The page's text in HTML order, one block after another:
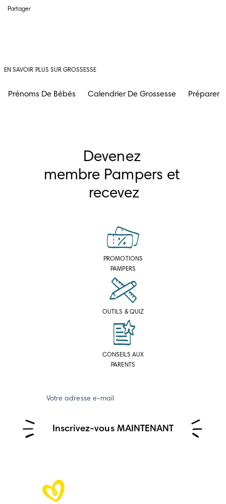
Partager
EN SAVOIR PLUS SUR GROSSESSE
Prénoms De Bébés Calendrier De Grossesse Préparer
Devenez
membre Pampers et
recevez
PROMOTIONS
PAMPERS
OUTILS & QUIZ
CONSEILS AUX
PARENTS
Votre adresse e-mail
Inscrivez-vous MAINTENANT